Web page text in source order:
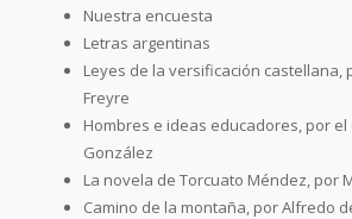
Nuestra encuesta
Letras argentinas
Leyes de la versificación castellana,
Freyre
Hombres e ideas educadores, por el
González
La novela de Torcuato Méndez, por
Camino de la montaña, por Alfredo